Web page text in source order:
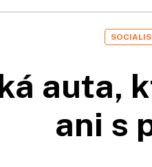
auta,
ani s